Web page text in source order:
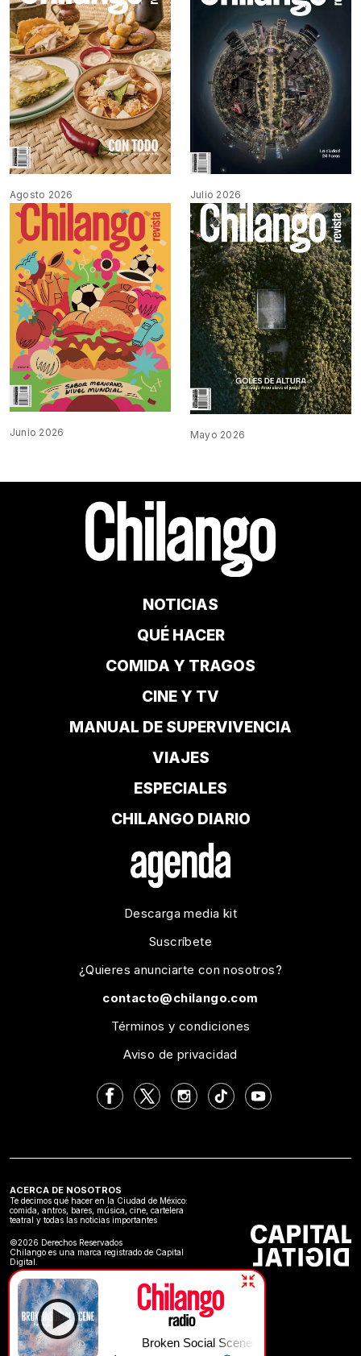
Broken Social Scene | The Call
Agosto 2026 Julio 2026
Junio 2026 Mayo 2026
NOTICIAS
QUÉ HACER
COMIDA Y TRAGOS
CINE Y TV
MANUAL DE SUPERVIVENCIA
VIAJES
ESPECIALES
CHILANGO DIARIO
Descarga media kit
Suscríbete
¿Quieres anunciarte con nosotros?
contacto@chilango.com
Términos y condiciones
Aviso de privacidad
ACERCA DE NOSOTROS
Te decimos qué hacer en la Ciudad de México:
comida, antros, bares, música, cine, cartelera
teatral y todas las noticias importantes
©2026 Derechos Reservados
Chilango es una marca registrado de Capital
Digital.